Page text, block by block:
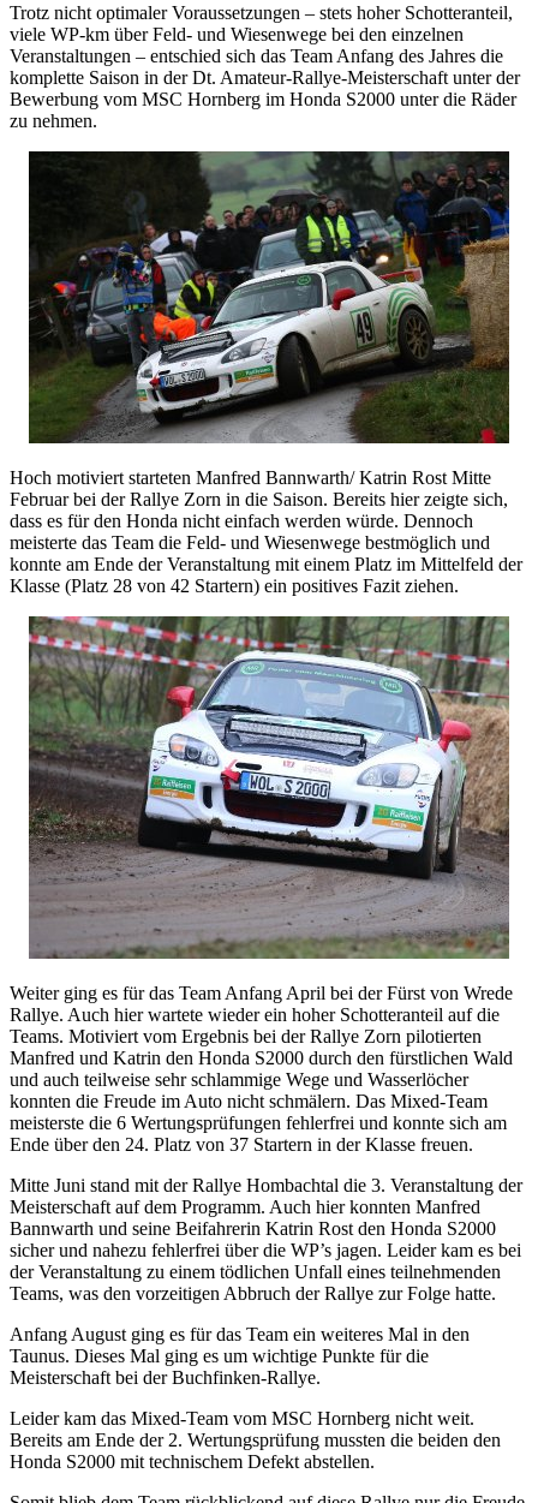
Trotz nicht optimaler Voraussetzungen – stets hoher Schotteranteil,
viele WP-km über Feld- und Wiesenwege bei den einzelnen
Veranstaltungen – entschied sich das Team Anfang des Jahres die
komplette Saison in der Dt. Amateur-Rallye-Meisterschaft unter der
Bewerbung vom MSC Hornberg im Honda S2000 unter die Räder
zu nehmen.
Hoch motiviert starteten Manfred Bannwarth/ Katrin Rost Mitte
Februar bei der Rallye Zorn in die Saison. Bereits hier zeigte sich,
dass es für den Honda nicht einfach werden würde. Dennoch
meisterte das Team die Feld- und Wiesenwege bestmöglich und
konnte am Ende der Veranstaltung mit einem Platz im Mittelfeld der
Klasse (Platz 28 von 42 Startern) ein positives Fazit ziehen.
Weiter ging es für das Team Anfang April bei der Fürst von Wrede
Rallye. Auch hier wartete wieder ein hoher Schotteranteil auf die
Teams. Motiviert vom Ergebnis bei der Rallye Zorn pilotierten
Manfred und Katrin den Honda S2000 durch den fürstlichen Wald
und auch teilweise sehr schlammige Wege und Wasserlöcher
konnten die Freude im Auto nicht schmälern. Das Mixed-Team
meisterste die 6 Wertungsprüfungen fehlerfrei und konnte sich am
Ende über den 24. Platz von 37 Startern in der Klasse freuen.
Mitte Juni stand mit der Rallye Hombachtal die 3. Veranstaltung der
Meisterschaft auf dem Programm. Auch hier konnten Manfred
Bannwarth und seine Beifahrerin Katrin Rost den Honda S2000
sicher und nahezu fehlerfrei über die WP’s jagen. Leider kam es bei
der Veranstaltung zu einem tödlichen Unfall eines teilnehmenden
Teams, was den vorzeitigen Abbruch der Rallye zur Folge hatte.
Anfang August ging es für das Team ein weiteres Mal in den
Taunus. Dieses Mal ging es um wichtige Punkte für die
Meisterschaft bei der Buchfinken-Rallye.
Leider kam das Mixed-Team vom MSC Hornberg nicht weit.
Bereits am Ende der 2. Wertungsprüfung mussten die beiden den
Honda S2000 mit technischem Defekt abstellen.